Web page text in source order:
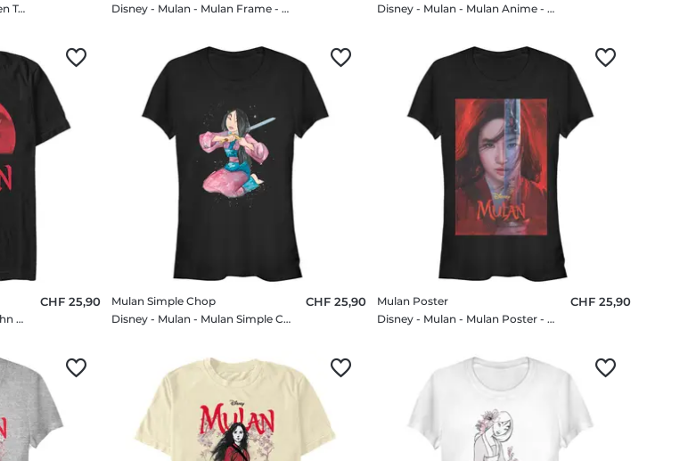
Disney - Mulan - Mulan Golden Tonal Poster - Femme T-shirt
Disney - Mulan - Mulan Frame - Homme T-shirt
Disney - Mulan - Mulan Anime - Homme T-shirt
Disney - Mulan - Mulan et Kahn Mulan Sunset - Homme T-shirt
CHF 25,90
Mulan Simple Chop
Disney - Mulan - Mulan Simple Chop - Femme T-shirt
CHF 25,90
Mulan Poster
Disney - Mulan - Mulan Poster - Femme T-shirt
CHF 25,90